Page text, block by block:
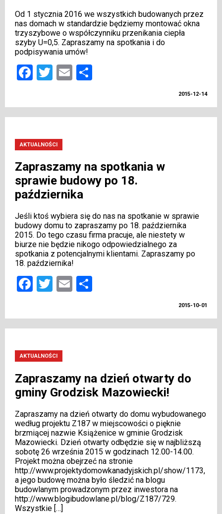
Od 1 stycznia 2016 we wszystkich budowanych przez
nas domach w standardzie będziemy montować okna
trzyszybowe o współczynniku przenikania ciepła
szyby U=0,5. Zapraszamy na spotkania i do
podpisywania umów!
Facebook
Twitter
Email
2015-12-14
AKTUALNOŚCI
Zapraszamy na spotkania w
sprawie budowy po 18.
października
Jeśli ktoś wybiera się do nas na spotkanie w sprawie
budowy domu to zapraszamy po 18. października
2015. Do tego czasu firma pracuje, ale niestety w
biurze nie będzie nikogo odpowiedzialnego za
spotkania z potencjalnymi klientami. Zapraszamy po
18. października!
Facebook
Twitter
Email
2015-10-01
AKTUALNOŚCI
Zapraszamy na dzień otwarty do
gminy Grodzisk Mazowiecki!
Zapraszamy na dzień otwarty do domu wybudowanego
według projektu Z187 w miejscowości o pięknie
brzmiącej nazwie Książenice w gminie Grodzisk
Mazowiecki. Dzień otwarty odbędzie się w najbliższą
sobotę 26 września 2015 w godzinach 12.00-14.00.
Projekt można obejrzeć na stronie
http://www.projektydomowkanadyjskich.pl/show/1173,
a jego budowę można było śledzić na blogu
budowlanym prowadzonym przez inwestora na
http://www.blogibudowlane.pl/blog/Z187/729.
Wszystkie […]